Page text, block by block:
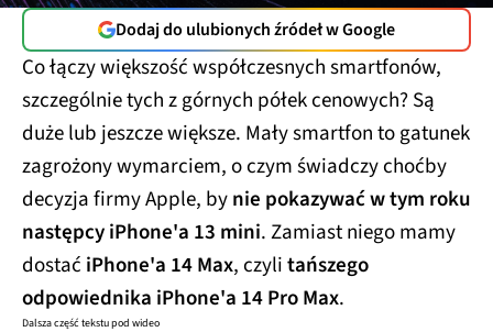
Dodaj do ulubionych źródeł w Google
Co łączy większość współczesnych smartfonów,
szczególnie tych z górnych półek cenowych? Są
duże lub jeszcze większe. Mały smartfon to gatunek
zagrożony wymarciem, o czym świadczy choćby
decyzja firmy Apple, bynie pokazywać w tym roku
następcy iPhone'a 13 mini. Zamiast niego mamy
dostać iPhone'a 14 Max, czylitańszego
odpowiednika iPhone'a 14 Pro Max.
Dalsza część tekstu pod wideo